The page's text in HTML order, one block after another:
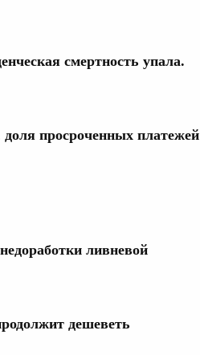
смертность упала.
просроченных платежей
ливневой
дешеветь